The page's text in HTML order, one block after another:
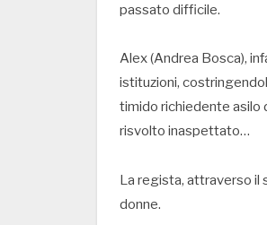
passato difficile.
Alex (Andrea Bosca),
istituzioni,
timido richiedente asilo
risvolto inaspettato…
La regista, attraverso il
donne.